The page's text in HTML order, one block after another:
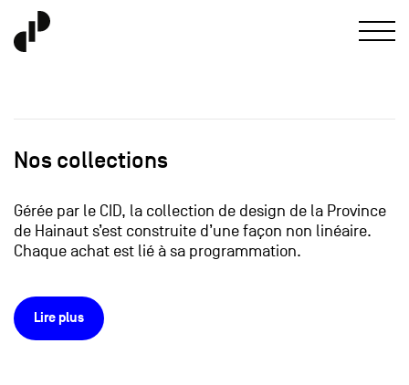
Nos collections
Gérée par le CID, la collection de design de la Province
de Hainaut s’est construite d’une façon non linéaire.
Chaque achat est lié à sa programmation.
Lire plus